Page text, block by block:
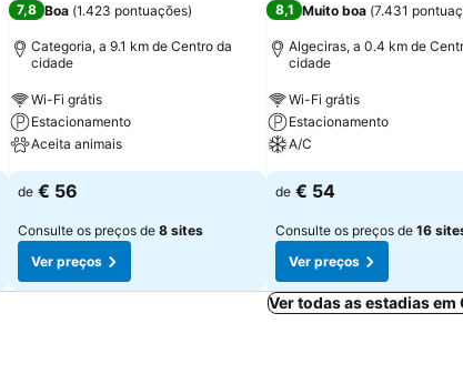
7,8 Boa (1.423 pontuações)
Categoria, a 9.1 km de Centro da
cidade
Wi-Fi grátis
Estacionamento
Aceita animais
de € 56
Consulte os preços de 8 sites
Ver preços
8,1 Muito boa (7.431
Algeciras, a 0.4 km de
cidade
Wi-Fi grátis
Estacionamento
A/C
de € 54
Consulte os preços de 16
Ver preços
Ver todas as estadias em